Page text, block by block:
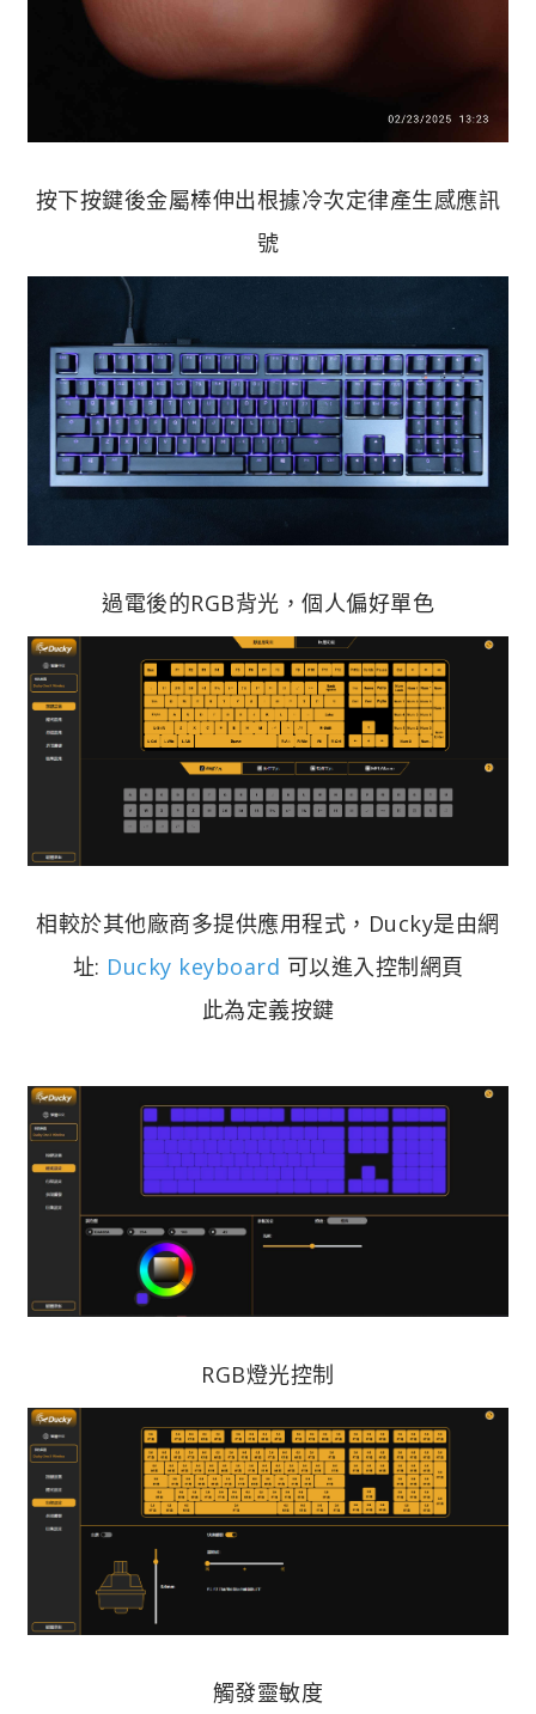
按下按鍵後金屬棒伸出根據冷次定律產生感應訊
號
過電後的RGB背光，個人偏好單色
相較於其他廠商多提供應用程式，Ducky是由網
址: Ducky keyboard 可以進入控制網頁
此為定義按鍵
RGB燈光控制
觸發靈敏度